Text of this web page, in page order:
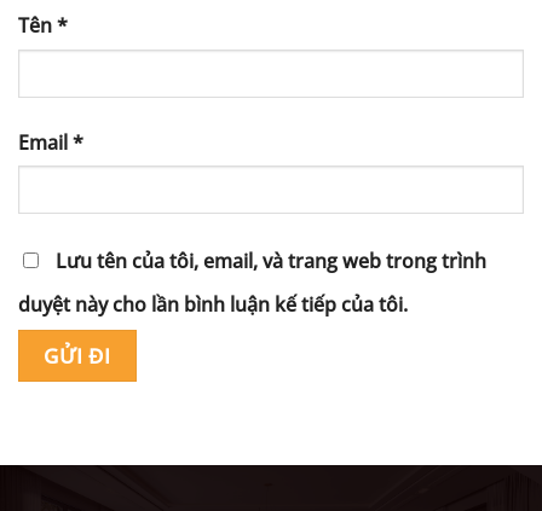
Tên*
Email*
Lưu tên của tôi, email, và trang web trong trình
duyệt này cho lần bình luận kế tiếp của tôi.